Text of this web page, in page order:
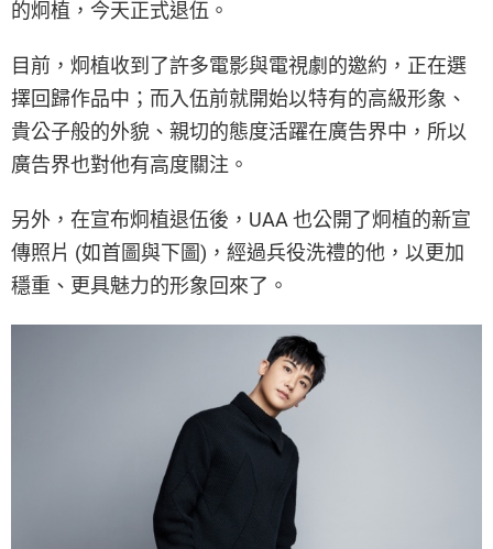
的炯植，今天正式退伍。
目前，炯植收到了許多電影與電視劇的邀約，正在選
擇回歸作品中；而入伍前就開始以特有的高級形象、
貴公子般的外貌、親切的態度活躍在廣告界中，所以
廣告界也對他有高度關注。
另外，在宣布炯植退伍後，UAA 也公開了炯植的新宣
傳照片 (如首圖與下圖)，經過兵役洗禮的他，以更加
穩重、更具魅力的形象回來了。